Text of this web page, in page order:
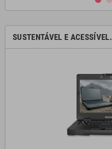
SUSTENTÁVEL E ACESSÍVEL.